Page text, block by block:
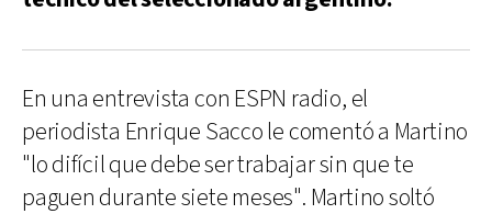
En una entrevista con ESPN radio, el
periodista Enrique Sacco le comentó a Martino
"lo difícil que debe ser trabajar sin que te
paguen durante siete meses". Martino soltó